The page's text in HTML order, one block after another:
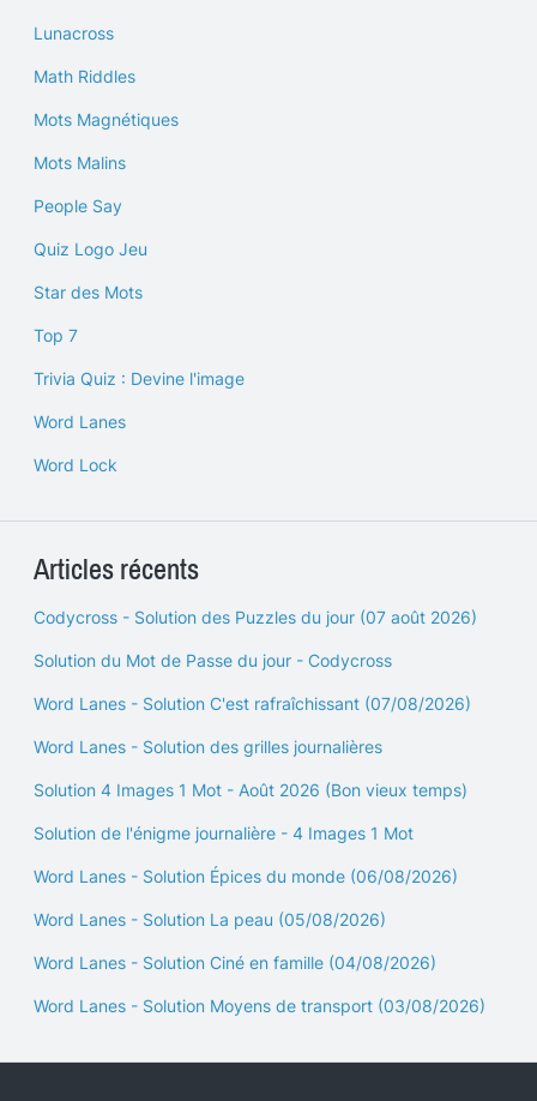
Lunacross
Math Riddles
Mots Magnétiques
Mots Malins
People Say
Quiz Logo Jeu
Star des Mots
Top 7
Trivia Quiz : Devine l'image
Word Lanes
Word Lock
Articles récents
Codycross - Solution des Puzzles du jour (07 août 2026)
Solution du Mot de Passe du jour - Codycross
Word Lanes - Solution C'est rafraîchissant (07/08/2026)
Word Lanes - Solution des grilles journalières
Solution 4 Images 1 Mot - Août 2026 (Bon vieux temps)
Solution de l'énigme journalière - 4 Images 1 Mot
Word Lanes - Solution Épices du monde (06/08/2026)
Word Lanes - Solution La peau (05/08/2026)
Word Lanes - Solution Ciné en famille (04/08/2026)
Word Lanes - Solution Moyens de transport (03/08/2026)